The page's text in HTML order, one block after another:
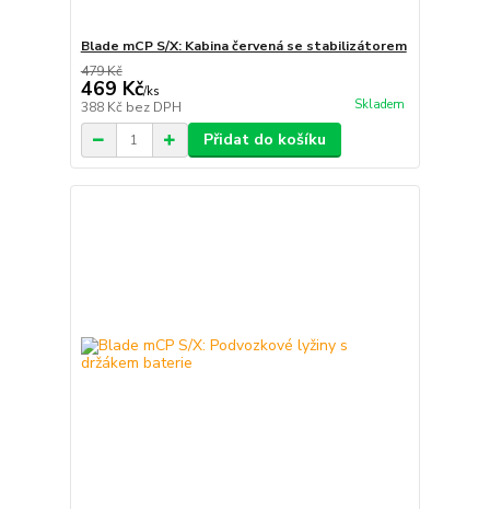
Blade mCP S/X: Kabina červená se stabilizátorem
479 Kč
469 Kč/ks
388 Kč bez DPH Skladem
Přidat do košíku